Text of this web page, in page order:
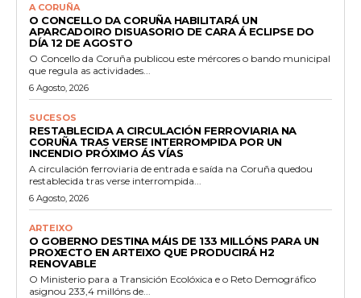
A CORUÑA
O CONCELLO DA CORUÑA HABILITARÁ UN
APARCADOIRO DISUASORIO DE CARA Á ECLIPSE DO
DÍA 12 DE AGOSTO
O Concello da Coruña publicou este mércores o bando municipal
que regula as actividades...
6 Agosto, 2026
SUCESOS
RESTABLECIDA A CIRCULACIÓN FERROVIARIA NA
CORUÑA TRAS VERSE INTERROMPIDA POR UN
INCENDIO PRÓXIMO ÁS VÍAS
A circulación ferroviaria de entrada e saída na Coruña quedou
restablecida tras verse interrompida...
6 Agosto, 2026
ARTEIXO
O GOBERNO DESTINA MÁIS DE 133 MILLÓNS PARA UN
PROXECTO EN ARTEIXO QUE PRODUCIRÁ H2
RENOVABLE
O Ministerio para a Transición Ecolóxica e o Reto Demográfico
asignou 233,4 millóns de...